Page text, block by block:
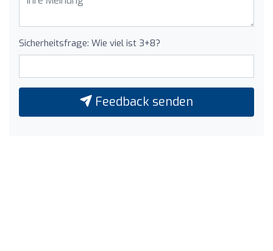
Sicherheitsfrage: Wie viel ist 3+8?
Feedback senden